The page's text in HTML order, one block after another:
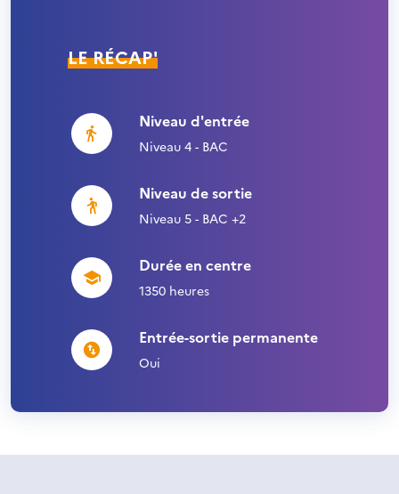
LE RÉCAP'
Niveau d'entrée
Niveau 4 - BAC
Niveau de sortie
Niveau 5 - BAC +2
Durée en centre
1350 heures
Entrée-sortie permanente
Oui